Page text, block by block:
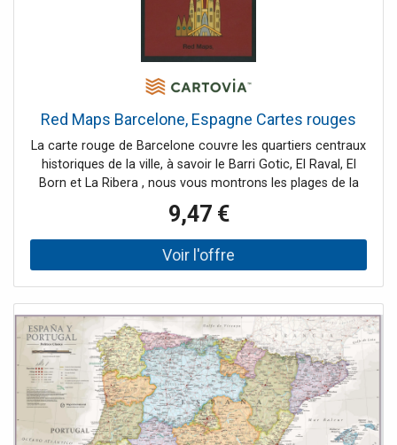
Red Maps Barcelone, Espagne Cartes rouges
La carte rouge de Barcelone couvre les quartiers centraux
historiques de la ville, à savoir le Barri Gotic, El Raval, El
Born et La Ribera , nous vous montrons les plages de la
Barceloneta et les jardins et musées de Montjuic. Au nord
se trouve le spectaculaire Parc Guell d'Antonio Gaudi, et
enfin le très chic quartier de l'Eixample. Indexé. La carte
est laminée en mat, ce qui la rend facile à lire à la lumière
9,47 €